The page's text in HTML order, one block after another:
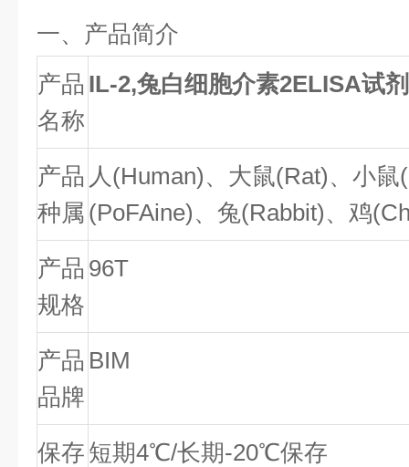
一、产品简介
产品
名称
IL-2,兔白细胞介素2ELISA试
产品
种属
人(Human)、大鼠(Rat)、小鼠(
(PoFAine)、兔(Rabbit)、鸡(
产品
规格
96T
产品
品牌
BIM
保存 短期4℃/长期-20℃保存